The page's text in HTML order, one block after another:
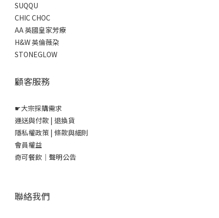
SUQQU
CHIC CHOC
AA 英國皇家芳療
H&W 英倫薇朶
STONEGLOW
顧客服務
☛大宗採購需求
運送與付款 | 退換貨
隱私權政策 | 條款與細則
會員權益
奇可餐飲｜聲明公告
聯絡我們